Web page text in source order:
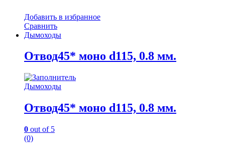
Добавить в избранное
Сравнить
Дымоходы
Отвод45* моно d115, 0.8 мм.
Дымоходы
Отвод45* моно d115, 0.8 мм.
0 out of 5
(0)